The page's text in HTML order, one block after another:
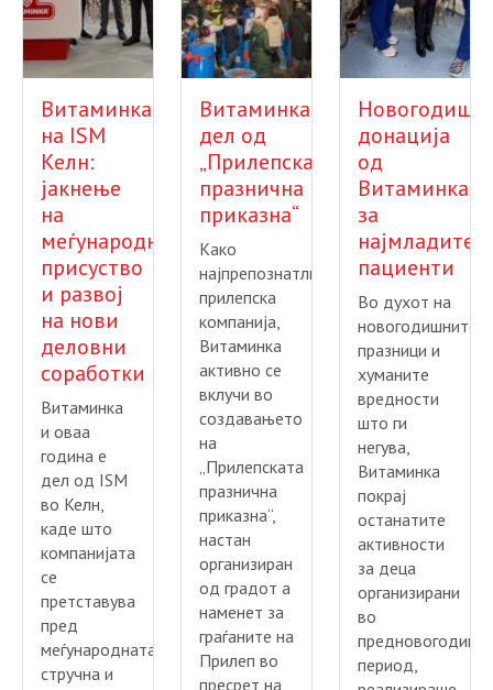
Витаминка
на ISM
Келн:
јакнење
на
меѓународното
присуство
и развој
на нови
деловни
соработки
Витаминка
и оваа
година е
дел од ISM
во Келн,
каде што
компанијата
се
претставува
пред
меѓународната
стручна и
Витаминка
дел од
„Прилепската
празнична
приказна“
Како
најпрепознатлива
прилепска
компанија,
Витаминка
активно се
вклучи во
создавањето
на
„Прилепскатa
празнична
приказна“,
настан
организиран
од градот а
наменет за
граѓаните на
Прилеп во
пресрет на
донација
од
Витаминка
за
најмладите
пациенти
Во духот на
новогодишните
празници и
хуманите
вредности
што ги
негува,
Витаминка
покрај
останатите
активности
за деца
организирани
во
период,